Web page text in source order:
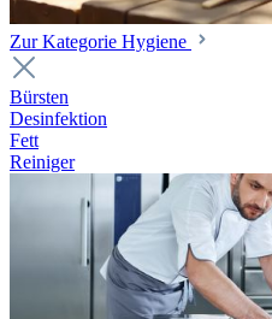
Zur Kategorie Hygiene
Bürsten
Desinfektion
Fett
Reiniger